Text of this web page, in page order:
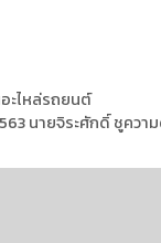
ะไหล่รถยนต์
นายจิระศักดิ์ ชูควา